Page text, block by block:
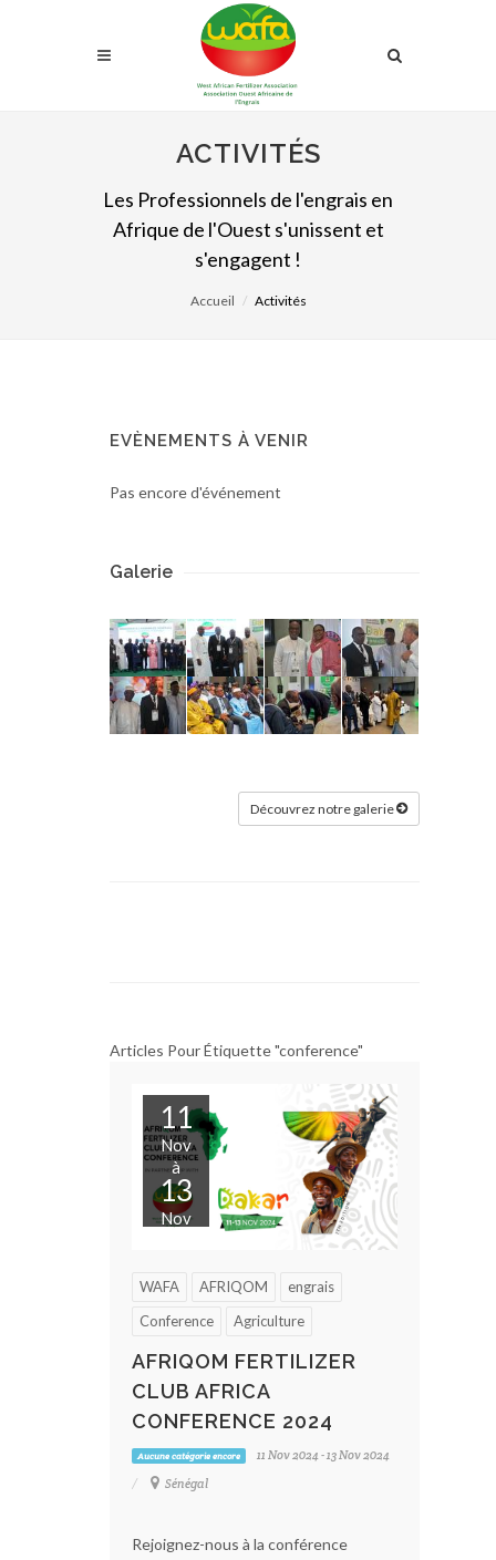
ACTIVITÉS
Les Professionnels de l'engrais en
Afrique de l'Ouest s'unissent et
s'engagent !
Accueil Activités
EVÈNEMENTS À VENIR
Pas encore d'événement
Galerie
Découvrez notre galerie
Articles Pour Étiquette "conference"
11
Nov
à
13
Nov
WAFA AFRIQOM
engrais
Conference
Agriculture
AFRIQOM FERTILIZER
CLUB AFRICA
CONFERENCE 2024
Aucune catégorie encore
11 Nov 2024 - 13 Nov 2024
Sénégal
Rejoignez-nous à la conférence